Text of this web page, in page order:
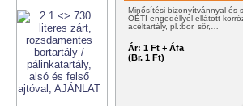
Minősítési bizonyítvánnyal és
OÉTI engedéllyel ellátott
acéltartály, pl.:bor, sör,…
Ár: 1 Ft + Áfa
(Br. 1 Ft)